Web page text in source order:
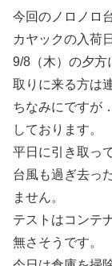
今回のノロノロ
カヤックの入荷
9/8（木）の夕方
取りに来る方は
ちなみにですが
しております。
平日に引き取っ
台風も過ぎ去っ
ません。
テストはコンテ
無さそうです。